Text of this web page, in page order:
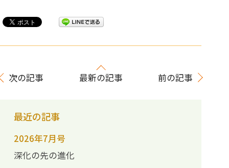
次の記事 最新の記事 前の記事
最近の記事
2026年7月号
深化の先の進化